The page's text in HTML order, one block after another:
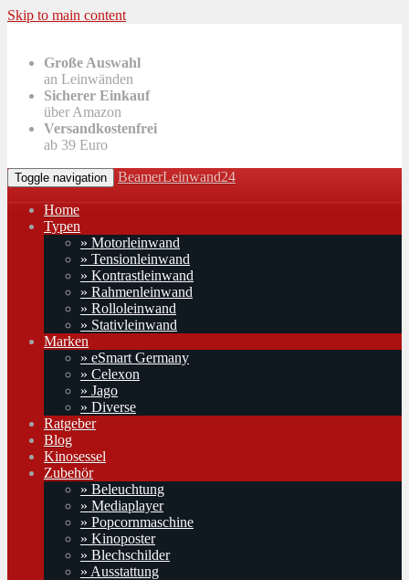
Skip to main content
Große Auswahl
an Leinwänden
Sicherer Einkauf
über Amazon
Versandkostenfrei
ab 39 Euro
Toggle navigation BeamerLeinwand24
Home
Typen
» Motorleinwand
» Tensionleinwand
» Kontrastleinwand
» Rahmenleinwand
» Rolloleinwand
» Stativleinwand
Marken
» eSmart Germany
» Celexon
» Jago
» Diverse
Ratgeber
Blog
Kinosessel
Zubehör
» Beleuchtung
» Mediaplayer
» Popcornmaschine
» Kinoposter
» Blechschilder
» Ausstattung